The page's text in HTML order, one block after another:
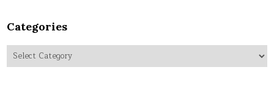
Categories
Categories